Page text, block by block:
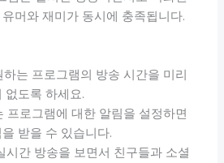
머와 재미가 동시에 충족됩니다.
하는 프로그램의 방송 시간을 미리
없도록 하세요.
프로그램에 대한 알림을 설정하면
받을 수 있습니다.
시간 방송을 보면서 친구들과 소셜